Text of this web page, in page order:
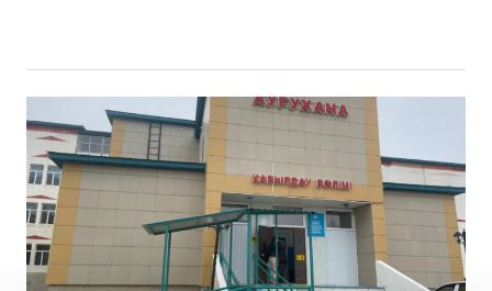
Acepta
Pacientes con VIH
Pacientes con hepatitis B
Pacientes con hepatitis C